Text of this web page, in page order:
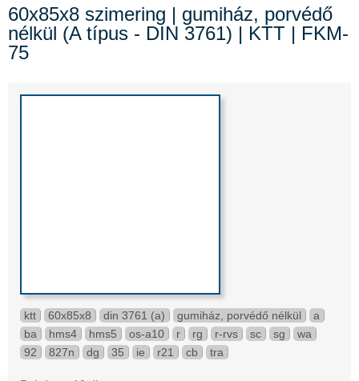
60x85x8 szimering | gumiház, porvédő
nélkül (A típus - DIN 3761) | KTT | FKM-
75
ktt 60x85x8 din 3761 (a) gumiház, porvédő nélkül
a
ba
hms4 hms5 os-a10 r rg r-rvs sc sg
wa
92
827n dg 35 ie r21 cb tra